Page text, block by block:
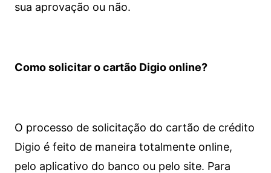
sua aprovação ou não.
Como solicitar o cartão Digio online?
O processo de solicitação do cartão de crédito
Digio é feito de maneira totalmente online,
pelo aplicativo do banco ou pelo site. Para